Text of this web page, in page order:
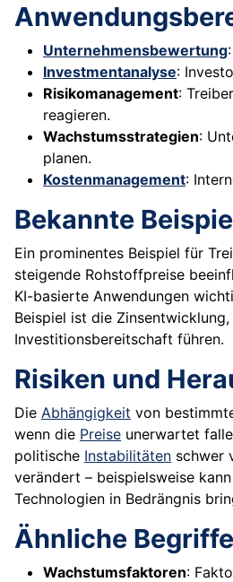
Unternehmensbewertung
Investmentanalyse:
Risikomanagement:
reagieren.
Wachstumsstrategien:
planen.
Kostenmanagement:
Bekannte
Ein prominentes Beispiel für
steigende Rohstoffpreise
KI-basierte Anwendungen
Beispiel ist die
Investitionsbereitschaft führen.
Risiken und
Die Abhängigkeit von
wenn die Preise unerwartet
politische Instabilitäten schwer
verändert – beispielsweise
Technologien in Bedrängnis
Ähnliche Begriffe
Wachstumsfaktoren: